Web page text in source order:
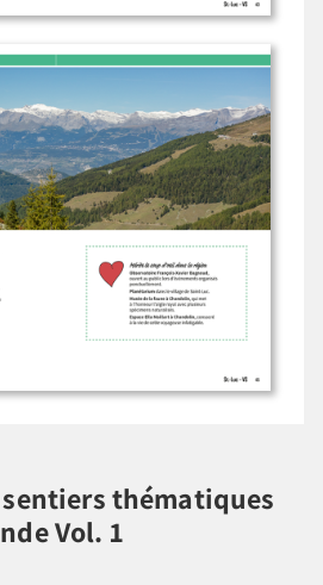
thématiques
Vol. 1